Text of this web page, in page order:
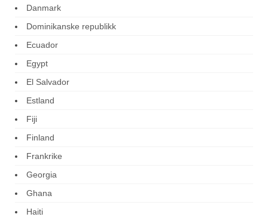
Danmark
Dominikanske republikk
Ecuador
Egypt
El Salvador
Estland
Fiji
Finland
Frankrike
Georgia
Ghana
Haiti